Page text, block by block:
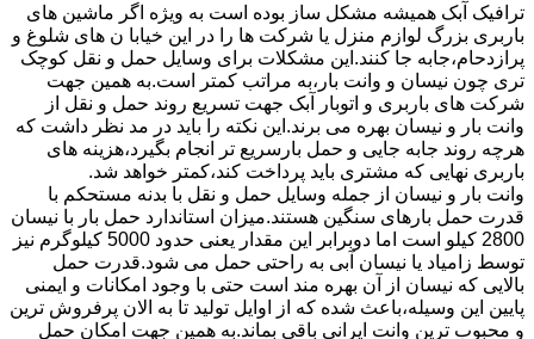
ترافیک آبک همیشه مشکل ساز بوده است به ویژه اگر ماشین های
باربری بزرگ لوازم منزل یا شرکت ها را در این خیابا ن های شلوغ و
پرازدحام،جابه جا کنند.این مشکلات برای وسایل حمل و نقل کوچک
تری چون نیسان و وانت بار،به مراتب کمتر است.به همین جهت
شرکت های باربری و اتوبار آبک جهت تسریع روند حمل و نقل از
وانت بار و نیسان بهره می برند.این نکته را باید در مد نظر داشت که
هرچه روند جابه جایی و حمل بارسریع تر انجام بگیرد،هزینه های
باربری نهایی که مشتری باید پرداخت کند،کمتر خواهد شد.
وانت بار و نیسان از جمله وسایل حمل و نقل با بدنه مستحکم با
قدرت حمل بارهای سنگین هستند.میزان استاندارد حمل بار با نیسان
2800 کیلو است اما دوبرابر این مقدار یعنی حدود 5000 کیلوگرم نیز
توسط زامیاد یا نیسان آبی به راحتی حمل می شود.قدرت حمل
بالایی که نیسان از آن بهره مند است حتی با وجود امکانات و ایمنی
پایین این وسیله،باعث شده که از اوایل تولید تا به الان پرفروش ترین
و محبوب ترین وانت ایرانی باقی بماند.به همین جهت امکان حمل